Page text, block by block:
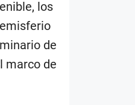
los
de
marco de